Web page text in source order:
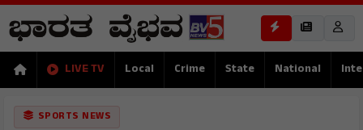
LIVE TV Local Crime State National
SPORTS NEWS